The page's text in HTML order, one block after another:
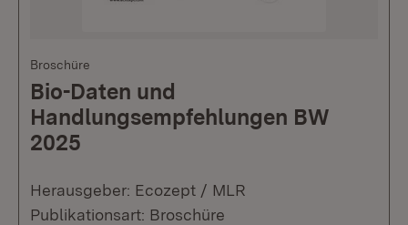
Broschüre
Bio-Daten und
Handlungsempfehlungen BW
2025
Herausgeber: Ecozept / MLR
Publikationsart: Broschüre